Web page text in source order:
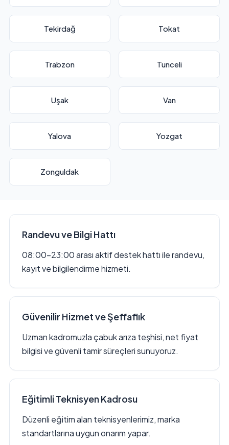
Tekirdağ Tokat
Trabzon Tunceli
Uşak Van
Yalova Yozgat
Zonguldak
Randevu ve Bilgi Hattı
08:00–23:00 arası aktif destek hattı ile randevu,
kayıt ve bilgilendirme hizmeti.
Güvenilir Hizmet ve Şeffaflık
Uzman kadromuzla çabuk arıza teşhisi, net fiyat
bilgisi ve güvenli tamir süreçleri sunuyoruz.
Eğitimli Teknisyen Kadrosu
Düzenli eğitim alan teknisyenlerimiz, marka
standartlarına uygun onarım yapar.